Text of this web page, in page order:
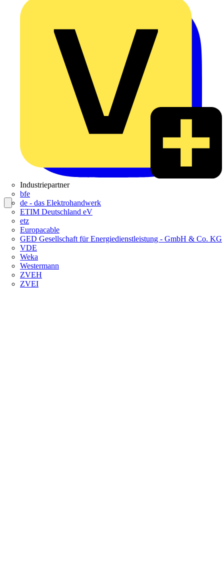
Industriepartner
bfe
de - das Elektrohandwerk
ETIM Deutschland eV
etz
Europacable
GED Gesellschaft für Energiedienstleistung - GmbH & Co. KG
VDE
Weka
Westermann
ZVEH
ZVEI